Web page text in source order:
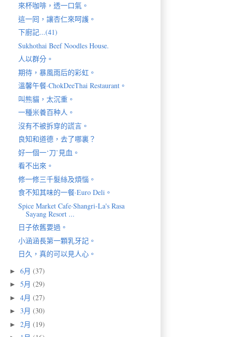
來杯咖啡，透一口氣。
這一囘，讓杏仁來呵護。
下廚記...(41)
Sukhothai Beef Noodles House.
人以群分。
期待，暴風雨后的彩虹。
溫馨午餐·ChokDeeThai Restaurant。
叫熊貓，太沉重。
一種米養百种人。
沒有不被拆穿的謊言。
良知和道德，去了哪裏？
好一個一‘刀’見血。
看不出來。
修一修三千髮絲及煩惱。
食不知其味的一餐·Euro Deli。
Spice Market Cafe·Shangri-La's Rasa
Sayang Resort ...
日子依舊要過。
小涵涵長第一顆乳牙記。
日久，真的可以見人心。
► 6月 (37)
► 5月 (29)
► 4月 (27)
► 3月 (30)
► 2月 (19)